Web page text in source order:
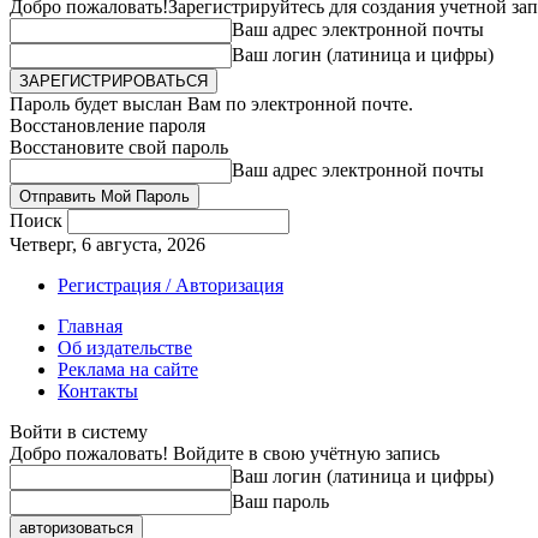
Добро пожаловать!Зарегистрируйтесь для создания учетной
Ваш адрес электронной почты
Ваш логин (латиница и цифры)
Пароль будет выслан Вам по электронной почте.
Восстановление пароля
Восстановите свой пароль
Ваш адрес электронной почты
Поиск
Четверг, 6 августа, 2026
Регистрация / Авторизация
Главная
Об издательстве
Реклама на сайте
Контакты
Войти в систему
Добро пожаловать! Войдите в свою учётную запись
Ваш логин (латиница и цифры)
Ваш пароль